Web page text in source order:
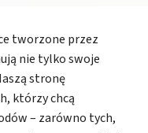
tworzone przez
nie tylko swoje
stronę
którzy chcą
– zarówno tych,